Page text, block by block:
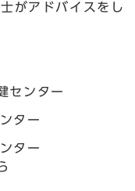
がアドバイスをし
センター
ター
ター